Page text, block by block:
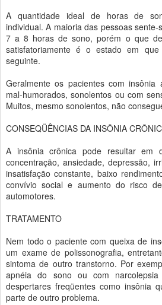
A quantidade ideal de horas de
individual. A maioria das pessoas
7 a 8 horas de sono, porém o que
satisfatoriamente é o estado em
seguinte.
Geralmente os pacientes com insônia
mal-humorados, sonolentos ou com
Muitos, mesmo sonolentos, não
CONSEQÜÊNCIAS DA INSÔNIA
A insônia crônica pode resultar em
concentração, ansiedade, depressão,
insatisfação constante, baixo
convívio social e aumento do risco
automotores.
TRATAMENTO
Nem todo o paciente com queixa de
um exame de polissonografia,
sintoma de outro transtorno. Por
apnéia do sono ou com
despertares freqüentes como insônia
parte de outro problema.